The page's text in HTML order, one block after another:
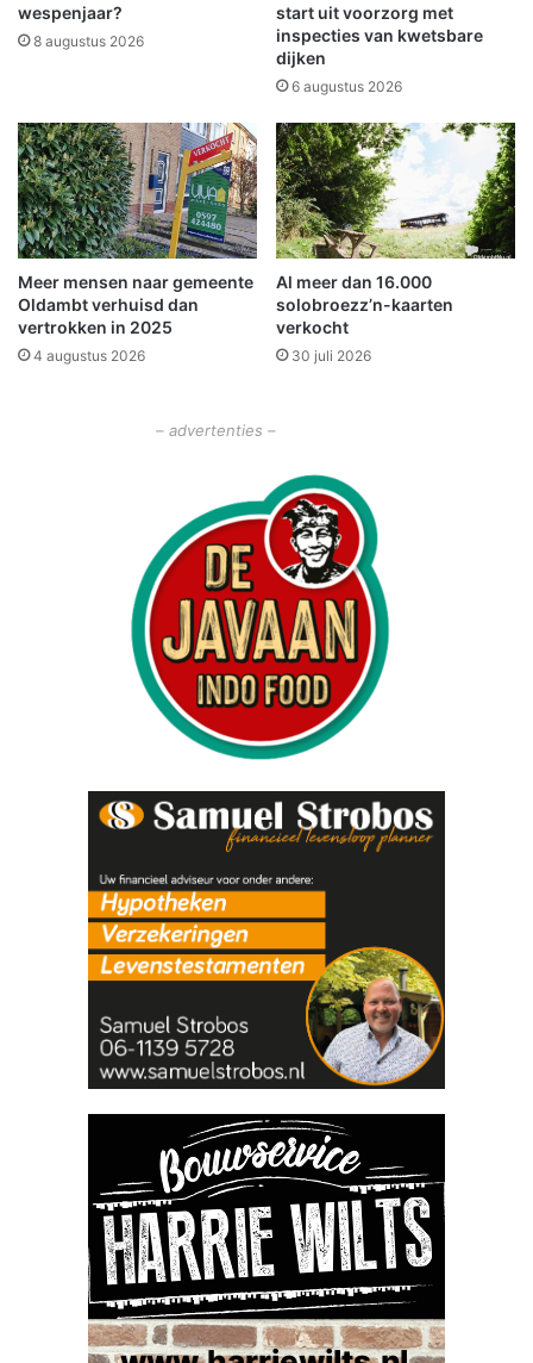
u
b
k
e
l
o
e
r
e
v
a
2
2
m
e
i
w
e
e
r
o
wespenjaar?
8 augustus 2026
start uit voorzorg met
inspecties van kwetsbare
dijken
6 augustus 2026
Meer mensen naar gemeente
Oldambt verhuisd dan
vertrokken in 2025
4 augustus 2026
Al meer dan 16.000
solobroezz’n-kaarten
verkocht
30 juli 2026
– advertenties –